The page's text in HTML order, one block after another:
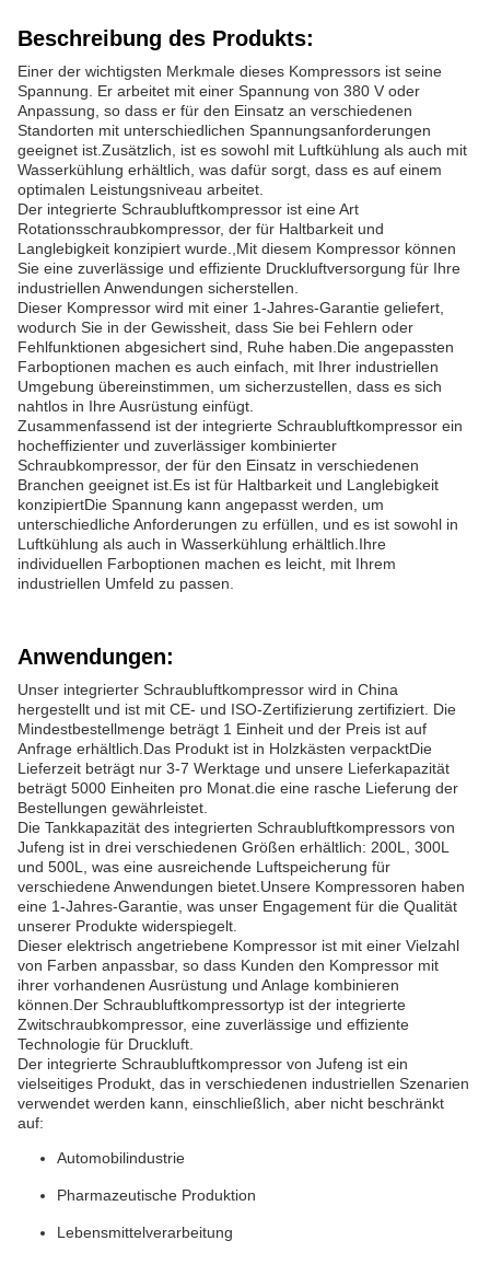
Beschreibung des Produkts:
Einer der wichtigsten Merkmale dieses Kompressors ist seine
Spannung. Er arbeitet mit einer Spannung von 380 V oder
Anpassung, so dass er für den Einsatz an verschiedenen
Standorten mit unterschiedlichen Spannungsanforderungen
geeignet ist.Zusätzlich, ist es sowohl mit Luftkühlung als auch mit
Wasserkühlung erhältlich, was dafür sorgt, dass es auf einem
optimalen Leistungsniveau arbeitet.
Der integrierte Schraubluftkompressor ist eine Art
Rotationsschraubkompressor, der für Haltbarkeit und
Langlebigkeit konzipiert wurde.,Mit diesem Kompressor können
Sie eine zuverlässige und effiziente Druckluftversorgung für Ihre
industriellen Anwendungen sicherstellen.
Dieser Kompressor wird mit einer 1-Jahres-Garantie geliefert,
wodurch Sie in der Gewissheit, dass Sie bei Fehlern oder
Fehlfunktionen abgesichert sind, Ruhe haben.Die angepassten
Farboptionen machen es auch einfach, mit Ihrer industriellen
Umgebung übereinstimmen, um sicherzustellen, dass es sich
nahtlos in Ihre Ausrüstung einfügt.
Zusammenfassend ist der integrierte Schraubluftkompressor ein
hocheffizienter und zuverlässiger kombinierter
Schraubkompressor, der für den Einsatz in verschiedenen
Branchen geeignet ist.Es ist für Haltbarkeit und Langlebigkeit
konzipiertDie Spannung kann angepasst werden, um
unterschiedliche Anforderungen zu erfüllen, und es ist sowohl in
Luftkühlung als auch in Wasserkühlung erhältlich.Ihre
individuellen Farboptionen machen es leicht, mit Ihrem
industriellen Umfeld zu passen.
Anwendungen:
Unser integrierter Schraubluftkompressor wird in China
hergestellt und ist mit CE- und ISO-Zertifizierung zertifiziert. Die
Mindestbestellmenge beträgt 1 Einheit und der Preis ist auf
Anfrage erhältlich.Das Produkt ist in Holzkästen verpacktDie
Lieferzeit beträgt nur 3-7 Werktage und unsere Lieferkapazität
beträgt 5000 Einheiten pro Monat.die eine rasche Lieferung der
Bestellungen gewährleistet.
Die Tankkapazität des integrierten Schraubluftkompressors von
Jufeng ist in drei verschiedenen Größen erhältlich: 200L, 300L
und 500L, was eine ausreichende Luftspeicherung für
verschiedene Anwendungen bietet.Unsere Kompressoren haben
eine 1-Jahres-Garantie, was unser Engagement für die Qualität
unserer Produkte widerspiegelt.
Dieser elektrisch angetriebene Kompressor ist mit einer Vielzahl
von Farben anpassbar, so dass Kunden den Kompressor mit
ihrer vorhandenen Ausrüstung und Anlage kombinieren
können.Der Schraubluftkompressortyp ist der integrierte
Zwitschraubkompressor, eine zuverlässige und effiziente
Technologie für Druckluft.
Der integrierte Schraubluftkompressor von Jufeng ist ein
vielseitiges Produkt, das in verschiedenen industriellen Szenarien
verwendet werden kann, einschließlich, aber nicht beschränkt
auf:
Automobilindustrie
Pharmazeutische Produktion
Lebensmittelverarbeitung